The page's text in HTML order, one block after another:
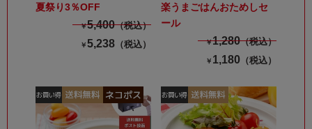
夏祭り3％OFF
￥5,400（税込）
￥5,238 （税込）
楽うまごはんおためしセ
ール
￥1,280（税込）
￥ 1,180 （税込）